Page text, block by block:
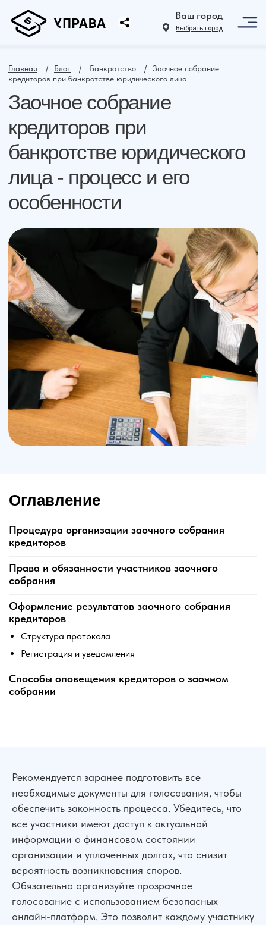
Выбрать город
Заочное собрание
банкротстве юридического
лица - процесс и его
особенности
Оглавление
Процедура организации заочного собрания
кредиторов
Права и обязанности участников заочного
собрания
Оформление результатов заочного собрания
кредиторов
Структура протокола
Регистрация и уведомления
Способы оповещения кредиторов о заочном
собрании
Рекомендуется заранее подготовить все
необходимые документы для голосования, чтобы
обеспечить законность процесса. Убедитесь, что
все участники имеют доступ к актуальной
информации о финансовом состоянии
организации и уплаченных долгах, что снизит
вероятность возникновения споров.
Обязательно организуйте прозрачное
голосование с использованием безопасных
онлайн-платформ. Это позволит каждому участнику